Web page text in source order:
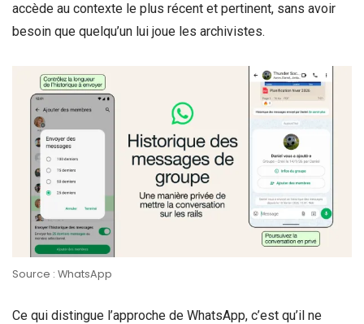
accède au contexte le plus récent et pertinent, sans avoir
besoin que quelqu’un lui joue les archivistes.
Source : WhatsApp
Ce qui distingue l’approche de WhatsApp, c’est qu’il ne